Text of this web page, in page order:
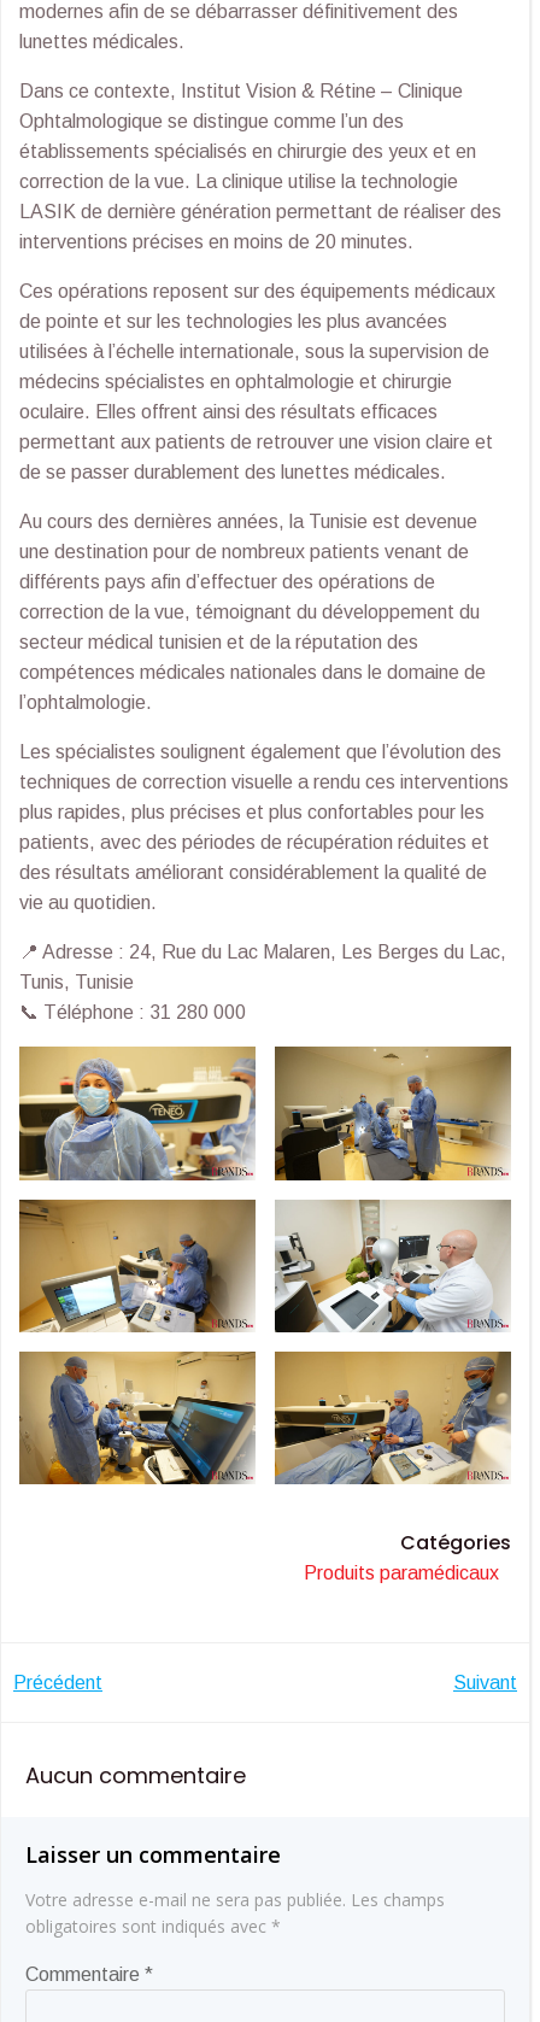
modernes afin de se débarrasser définitivement des
lunettes médicales.
Dans ce contexte, Institut Vision & Rétine – Clinique
Ophtalmologique se distingue comme l’un des
établissements spécialisés en chirurgie des yeux et en
correction de la vue. La clinique utilise la technologie
LASIK de dernière génération permettant de réaliser des
interventions précises en moins de 20 minutes.
Ces opérations reposent sur des équipements médicaux
de pointe et sur les technologies les plus avancées
utilisées à l’échelle internationale, sous la supervision de
médecins spécialistes en ophtalmologie et chirurgie
oculaire. Elles offrent ainsi des résultats efficaces
permettant aux patients de retrouver une vision claire et
de se passer durablement des lunettes médicales.
Au cours des dernières années, la Tunisie est devenue
une destination pour de nombreux patients venant de
différents pays afin d’effectuer des opérations de
correction de la vue, témoignant du développement du
secteur médical tunisien et de la réputation des
compétences médicales nationales dans le domaine de
l’ophtalmologie.
Les spécialistes soulignent également que l’évolution des
techniques de correction visuelle a rendu ces interventions
plus rapides, plus précises et plus confortables pour les
patients, avec des périodes de récupération réduites et
des résultats améliorant considérablement la qualité de
vie au quotidien.
📍 Adresse : 24, Rue du Lac Malaren, Les Berges du Lac,
Tunis, Tunisie
📞 Téléphone : 31 280 000
Catégories
Produits paramédicaux
Navigation
de
Précédent Suivant
Aucun commentaire
Laisser un commentaire
Votre adresse e-mail ne sera pas publiée. Les champs
obligatoires sont indiqués avec *
Commentaire *